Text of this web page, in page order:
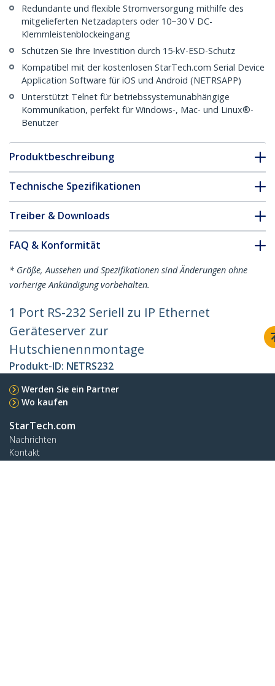
Redundante und flexible Stromversorgung mithilfe des
mitgelieferten Netzadapters oder 10~30 V DC-
Klemmleistenblockeingang
Schützen Sie Ihre Investition durch 15-kV-ESD-Schutz
Kompatibel mit der kostenlosen StarTech.com Serial Device
Application Software für iOS und Android (NETRSAPP)
Unterstützt Telnet für betriebssystemunabhängige
Kommunikation, perfekt für Windows-, Mac- und Linux®-
Benutzer
Produktbeschreibung
Technische Spezifikationen
Treiber & Downloads
FAQ & Konformität
* Größe, Aussehen und Spezifikationen sind Änderungen ohne
vorherige Ankündigung vorbehalten.
1 Port RS-232 Seriell zu IP Ethernet
Geräteserver zur
Hutschienennmontage
Produkt-ID: NETRS232
Werden Sie ein Partner
Wo kaufen
StarTech.com
Nachrichten
Kontakt